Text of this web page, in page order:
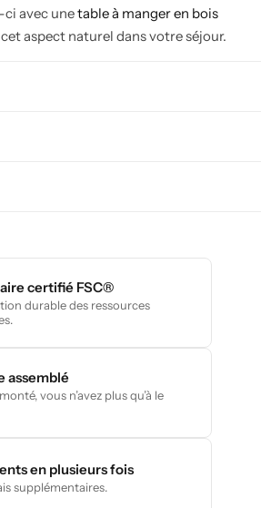
avec unetable à manger en bois
aspect naturel dans votre séjour.
certifié FSC®
durable des ressources
assemblé
vous n’avez plus qu’à le
en plusieurs fois
supplémentaires.